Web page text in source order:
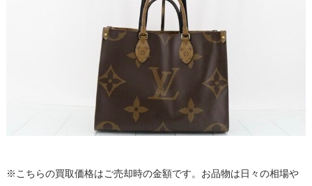
※こちらの買取価格はご売却時の金額です。お品物は日々の相場や